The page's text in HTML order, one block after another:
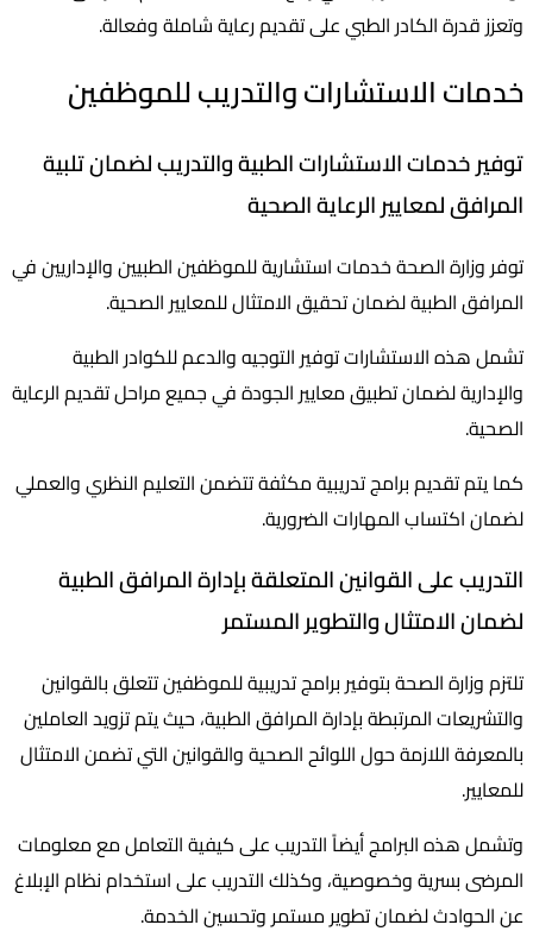
وتعزز قدرة الكادر الطبي على تقديم رعاية شاملة وفعالة.
خدمات الاستشارات والتدريب للموظفين
توفير خدمات الاستشارات الطبية والتدريب لضمان تلبية
المرافق لمعايير الرعاية الصحية
توفر وزارة الصحة خدمات استشارية للموظفين الطبيين والإداريين في
المرافق الطبية لضمان تحقيق الامتثال للمعايير الصحية.
تشمل هذه الاستشارات توفير التوجيه والدعم للكوادر الطبية
والإدارية لضمان تطبيق معايير الجودة في جميع مراحل تقديم الرعاية
الصحية.
كما يتم تقديم برامج تدريبية مكثفة تتضمن التعليم النظري والعملي
لضمان اكتساب المهارات الضرورية.
التدريب على القوانين المتعلقة بإدارة المرافق الطبية
لضمان الامتثال والتطوير المستمر
تلتزم وزارة الصحة بتوفير برامج تدريبية للموظفين تتعلق بالقوانين
والتشريعات المرتبطة بإدارة المرافق الطبية، حيث يتم تزويد العاملين
بالمعرفة اللازمة حول اللوائح الصحية والقوانين التي تضمن الامتثال
للمعايير.
وتشمل هذه البرامج أيضاً التدريب على كيفية التعامل مع معلومات
المرضى بسرية وخصوصية، وكذلك التدريب على استخدام نظام الإبلاغ
عن الحوادث لضمان تطوير مستمر وتحسين الخدمة.